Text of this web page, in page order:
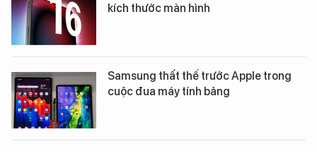
kích thước màn hình
Samsung thất thế trước Apple trong
cuộc đua máy tính bảng